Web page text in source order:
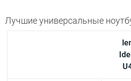
Лучшие универсальные